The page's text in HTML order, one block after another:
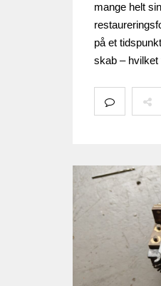
mange helt
på et
skab –